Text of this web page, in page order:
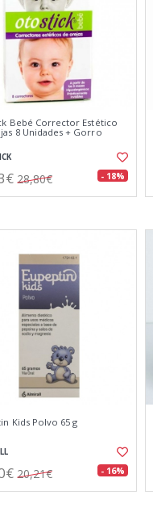
Bebé Corrector Estético
8 Unidades + Gorro
28,80€ - 18%
Kids Polvo 65 g
20,21€ - 16%